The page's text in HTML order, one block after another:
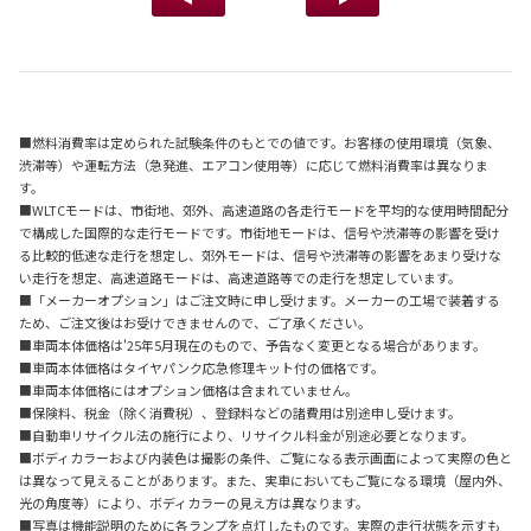
■燃料消費率は定められた試験条件のもとでの値です。お客様の使用環境（気象、
渋滞等）や運転方法（急発進、エアコン使用等）に応じて燃料消費率は異なりま
す。
■WLTCモードは、市街地、郊外、高速道路の各走行モードを平均的な使用時間配分
で構成した国際的な走行モードです。市街地モードは、信号や渋滞等の影響を受け
る比較的低速な走行を想定し、郊外モードは、信号や渋滞等の影響をあまり受けな
い走行を想定、高速道路モードは、高速道路等での走行を想定しています。
■「メーカーオプション」はご注文時に申し受けます。メーカーの工場で装着する
ため、ご注文後はお受けできませんので、ご了承ください。
■車両本体価格は'25年5月現在のもので、予告なく変更となる場合があります。
■車両本体価格はタイヤパンク応急修理キット付の価格です。
■車両本体価格にはオプション価格は含まれていません。
■保険料、税金（除く消費税）、登録料などの諸費用は別途申し受けます。
■自動車リサイクル法の施行により、リサイクル料金が別途必要となります。
■ボディカラーおよび内装色は撮影の条件、ご覧になる表示画面によって実際の色と
は異なって見えることがあります。また、実車においてもご覧になる環境（屋内外、
光の角度等）により、ボディカラーの見え方は異なります。
■写真は機能説明のために各ランプを点灯したものです。実際の走行状態を示すも